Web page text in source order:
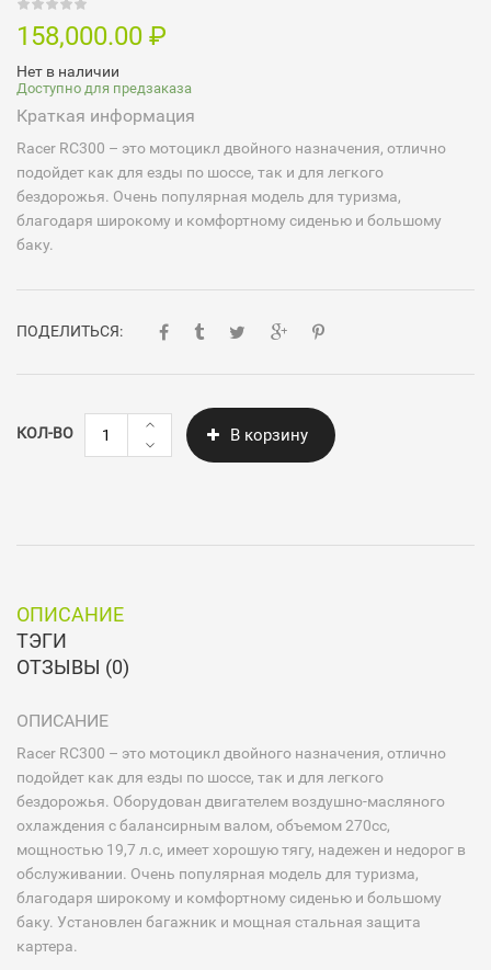
158,000.00 ₽
Нет в наличии
Доступно для предзаказа
Краткая информация
Racer RC300 – это мотоцикл двойного назначения, отлично
подойдет как для езды по шоссе, так и для легкого
бездорожья. Очень популярная модель для туризма,
благодаря широкому и комфортному сиденью и большому
баку.
ПОДЕЛИТЬСЯ:
КОЛ-ВО
Количество
Racer
RC300-
В корзину
ОПИСАНИЕ
ТЭГИ
ОТЗЫВЫ (0)
ОПИСАНИЕ
Racer RC300 – это мотоцикл двойного назначения, отлично
подойдет как для езды по шоссе, так и для легкого
бездорожья. Оборудован двигателем воздушно-масляного
охлаждения с балансирным валом, объемом 270сс,
мощностью 19,7 л.с, имеет хорошую тягу, надежен и недорог в
обслуживании. Очень популярная модель для туризма,
благодаря широкому и комфортному сиденью и большому
баку. Установлен багажник и мощная стальная защита
картера.